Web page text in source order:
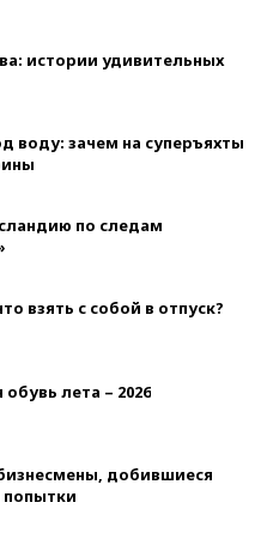
истории удивительных
воду: зачем на суперъяхты
по следам
взять с собой в отпуск?
лета – 2026
добившиеся
попытки